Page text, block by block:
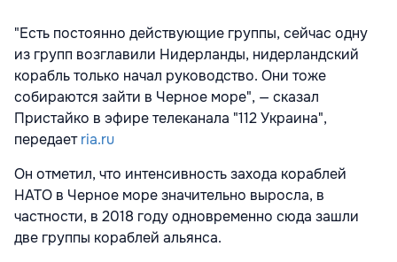
"Есть постоянно действующие группы, сейчас одну
из групп возглавили Нидерланды, нидерландский
корабль только начал руководство. Они тоже
собираются зайти в Черное море", — сказал
Пристайко в эфире телеканала "112 Украина",
передаетria.ru
Он отметил, что интенсивность захода кораблей
НАТО в Черное море значительно выросла, в
частности, в 2018 году одновременно сюда зашли
две группы кораблей альянса.